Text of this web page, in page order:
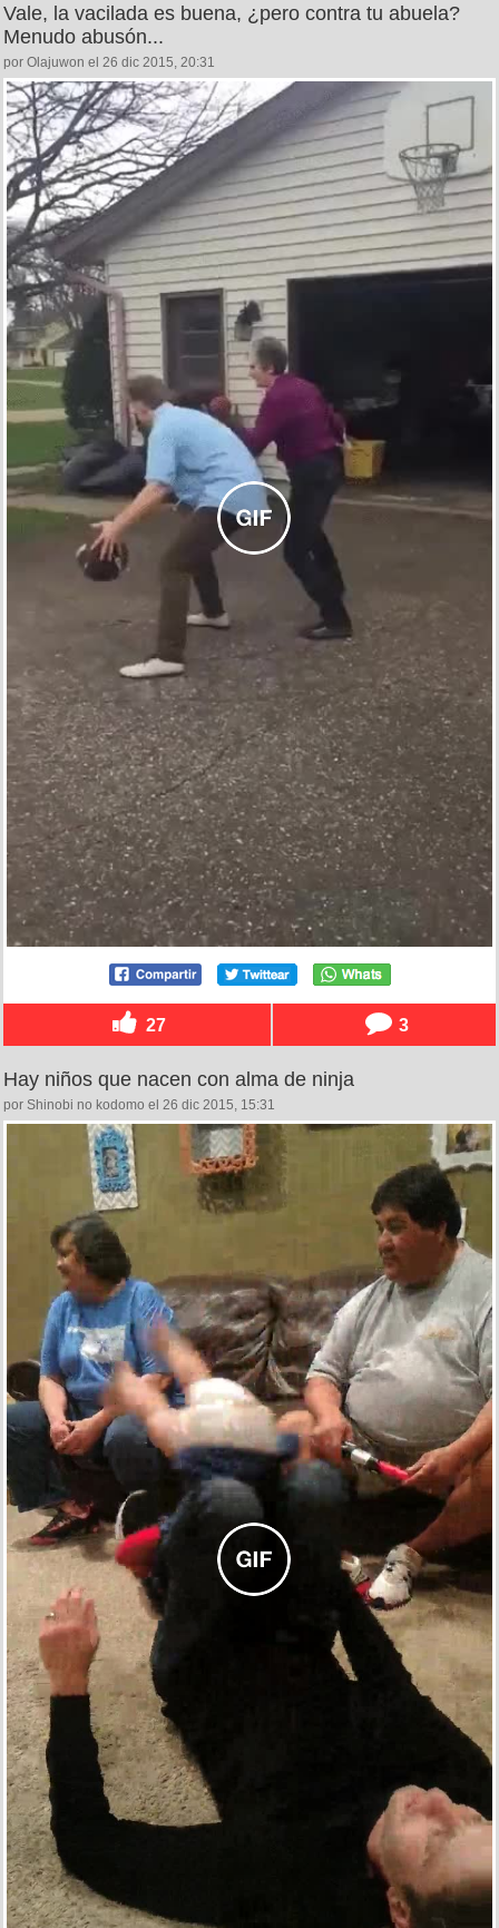
Vale, la vacilada es buena, ¿pero contra tu abuela?
Menudo abusón...
por Olajuwon el 26 dic 2015, 20:31
27 3
Hay niños que nacen con alma de ninja
por Shinobi no kodomo el 26 dic 2015, 15:31